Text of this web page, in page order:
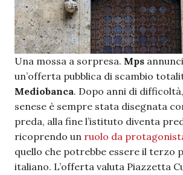
Una mossa a sorpresa. Mps
un’offerta pubblica di scambio
Mediobanca. Dopo anni di
senese è sempre stata disegnata
preda, alla fine l’istituto diventa
ricoprendo un ruolo da
quello che potrebbe essere il terzo
italiano. L’offerta valuta Piazzetta